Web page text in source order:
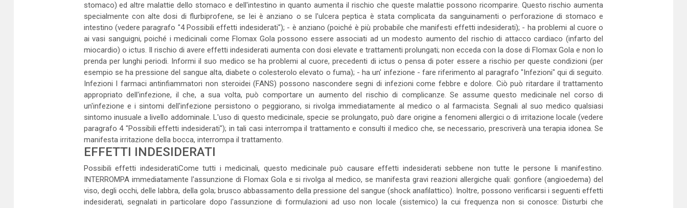
stomaco) ed altre malattie dello stomaco e dell'intestino in quanto aumenta il rischio che queste malattie possono ricomparire. Questo rischio aumenta
specialmente con alte dosi di flurbiprofene, se lei è anziano o se l'ulcera peptica è stata complicata da sanguinamenti o perforazione di stomaco e
intestino (vedere paragrafo "4 Possibili effetti indesiderati"); - è anziano (poiché è più probabile che manifesti effetti indesiderati); - ha problemi al cuore o
ai vasi sanguigni, poiché i medicinali come Flomax Gola possono essere associati ad un modesto aumento del rischio di attacco cardiaco (infarto del
miocardio) o ictus. Il rischio di avere effetti indesiderati aumenta con dosi elevate e trattamenti prolungati; non ecceda con la dose di Flomax Gola e non lo
prenda per lunghi periodi. Informi il suo medico se ha problemi al cuore, precedenti di ictus o pensa di poter essere a rischio per queste condizioni (per
esempio se ha pressione del sangue alta, diabete o colesterolo elevato o fuma); - ha un' infezione - fare riferimento al paragrafo "Infezioni" qui di seguito.
Infezioni I farmaci antinfiammatori non steroidei (FANS) possono nascondere segni di infezioni come febbre e dolore. Ciò può ritardare il trattamento
appropriato dell'infezione, il che, a sua volta, può comportare un aumento del rischio di complicanze. Se assume questo medicinale nel corso di
un'infezione e i sintomi dell'infezione persistono o peggiorano, si rivolga immediatamente al medico o al farmacista. Segnali al suo medico qualsiasi
sintomo inusuale a livello addominale. L'uso di questo medicinale, specie se prolungato, può dare origine a fenomeni allergici o di irritazione locale (vedere
paragrafo 4 "Possibili effetti indesiderati"); in tali casi interrompa il trattamento e consulti il medico che, se necessario, prescriverà una terapia idonea. Se
manifesta irritazione della bocca, interrompa il trattamento.
EFFETTI INDESIDERATI
Possibili effetti indesideratiCome tutti i medicinali, questo medicinale può causare effetti indesiderati sebbene non tutte le persone li manifestino.
INTERROMPA immediatamente l'assunzione di Flomax Gola e si rivolga al medico, se manifesta gravi reazioni allergiche quali: gonfiore (angioedema) del
viso, degli occhi, delle labbra, della gola; brusco abbassamento della pressione del sangue (shock anafilattico). Inoltre, possono verificarsi i seguenti effetti
indesiderati, segnalati in particolare dopo l'assunzione di formulazioni ad uso non locale (sistemico) la cui frequenza non si conosce: Disturbi che